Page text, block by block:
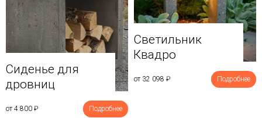
Сиденье для
дровниц
от 4 800 ₽ Подробнее
Светильник
Квадро
от 32 098 ₽ Подробнее